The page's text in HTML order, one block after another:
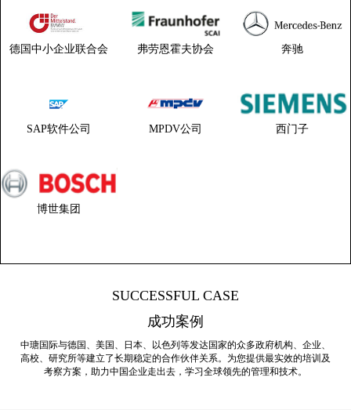
德国中小企业联合会 弗劳恩霍夫协会 奔驰
SAP软件公司 MPDV公司 西门子
博世集团
SUCCESSFUL CASE
成功案例
中瑭国际与德国、美国、日本、以色列等发达国家的众多政府机构、企业、
高校、研究所等建立了长期稳定的合作伙伴关系。为您提供最实效的培训及
考察方案，助力中国企业走出去，学习全球领先的管理和技术。